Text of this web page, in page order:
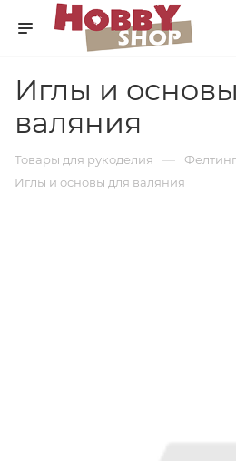
Иглы и
валяния
Товары для рукоделия —
Иглы и основы для валяния